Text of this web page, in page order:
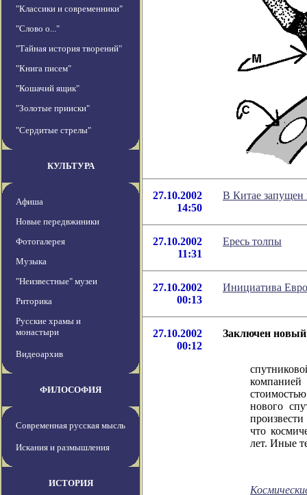
"Классики и современники"
"Слово о..."
"Тайная история творений"
"Книга писем"
"Кошачий ящик"
"Золотые прииски"
"Сердитые стрелы"
КУЛЬТУРА
Афиша
Новые передвжиники
Фотогалерея
Музыка
"Неизвестные" музеи
Риторика
Русские храмы и
монастыри
Видеоархив
ФИЛОСОФИЯ
Современная русская мысль
Искания и размышления
ИСТОРИЯ
27.10.2002
14:50
В Китае
27.10.2002
11:31
Ересь толпы
27.10.2002
00:13
Инициатива
27.10.2002
00:12
Заключен
нового
что
лет. Иные